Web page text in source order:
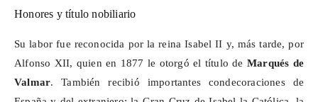
Honores y título nobiliario
Su labor fue reconocida por la reina Isabel II y, más tarde, por
Alfonso XII, quien en 1877 le otorgó el título de Marqués de
Valmar. También recibió importantes condecoraciones de